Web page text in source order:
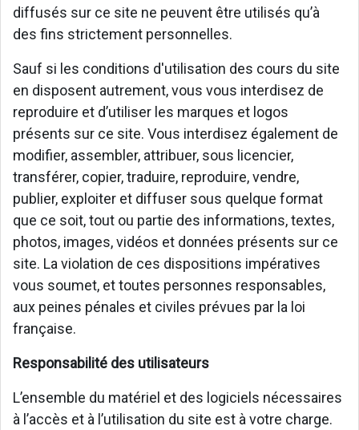
diffusés sur ce site ne peuvent être utilisés qu’à
des fins strictement personnelles.
Sauf si les conditions d'utilisation des cours du site
en disposent autrement, vous vous interdisez de
reproduire et d’utiliser les marques et logos
présents sur ce site. Vous interdisez également de
modifier, assembler, attribuer, sous licencier,
transférer, copier, traduire, reproduire, vendre,
publier, exploiter et diffuser sous quelque format
que ce soit, tout ou partie des informations, textes,
photos, images, vidéos et données présents sur ce
site. La violation de ces dispositions impératives
vous soumet, et toutes personnes responsables,
aux peines pénales et civiles prévues par la loi
française.
Responsabilité des utilisateurs
L’ensemble du matériel et des logiciels nécessaires
à l’accès et à l’utilisation du site est à votre charge.